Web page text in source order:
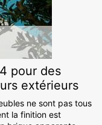
pour des
extérieurs
ne sont pas tous
la finition est